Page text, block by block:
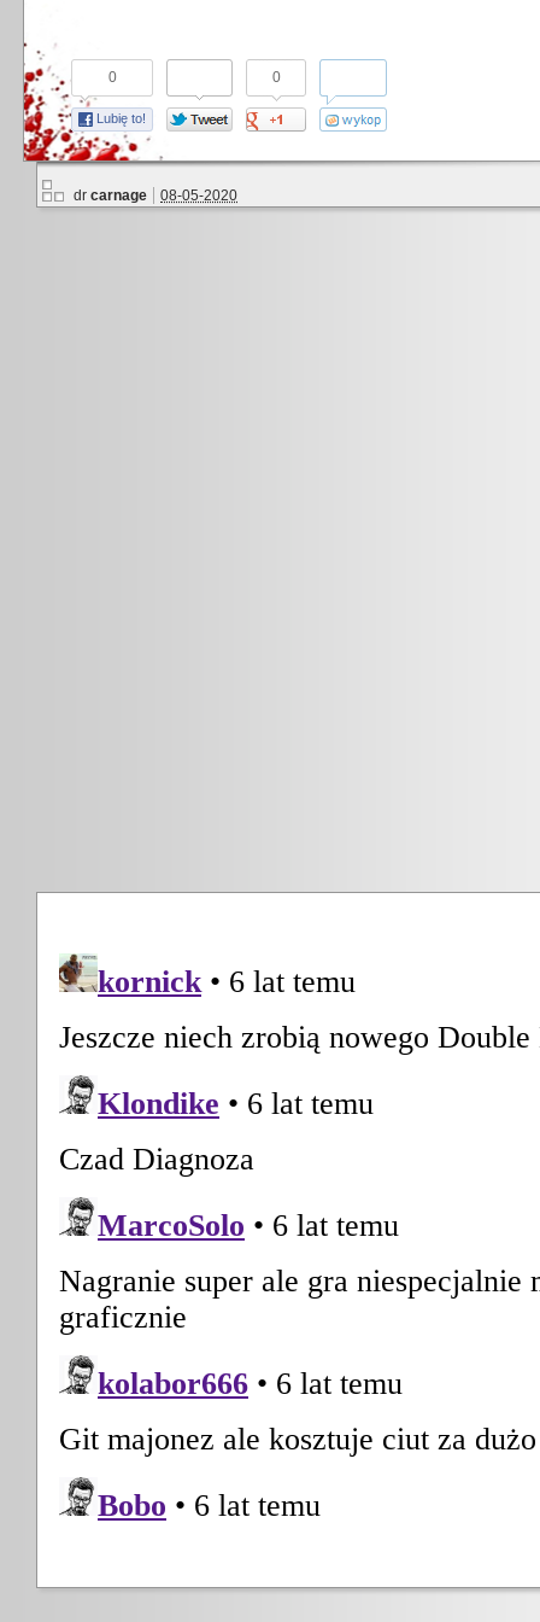
0
Lubię to!
0
dr carnage 08-05-2020